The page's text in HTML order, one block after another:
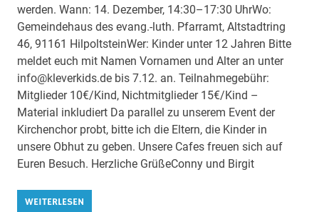
werden. Wann: 14. Dezember, 14:30–17:30 UhrWo:
Gemeindehaus des evang.-luth. Pfarramt, Altstadtring
46, 91161 HilpoltsteinWer: Kinder unter 12 Jahren Bitte
meldet euch mit Namen Vornamen und Alter an unter
info@kleverkids.de bis 7.12. an. Teilnahmegebühr:
Mitglieder 10€/Kind, Nichtmitglieder 15€/Kind –
Material inkludiert Da parallel zu unserem Event der
Kirchenchor probt, bitte ich die Eltern, die Kinder in
unsere Obhut zu geben. Unsere Cafes freuen sich auf
Euren Besuch. Herzliche GrüßeConny und Birgit
WEITERLESEN